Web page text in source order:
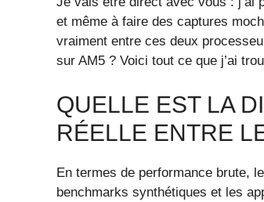
et même à faire des captures
vraiment entre ces deux
sur AM5 ? Voici tout ce que j’ai
QUELLE EST LA
RÉELLE ENTRE
En termes de performance brute, le
benchmarks synthétiques et les